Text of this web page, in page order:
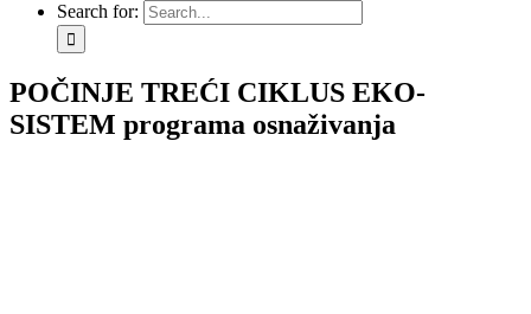
Search for:
POČINJE TREĆI CIKLUS EKO-
SISTEM programa osnaživanja